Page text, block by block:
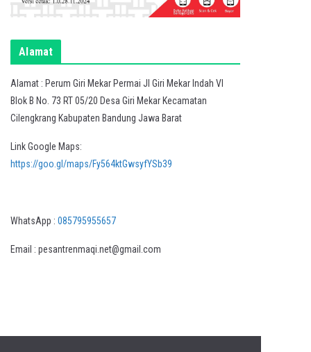
Alamat
Alamat : Perum Giri Mekar Permai Jl Giri Mekar Indah VI
Blok B No. 73 RT 05/20 Desa Giri Mekar Kecamatan
Cilengkrang Kabupaten Bandung Jawa Barat
Link Google Maps:
https://goo.gl/maps/Fy564ktGwsyfYSb39
WhatsApp :085795955657
Email : pesantrenmaqi.net@gmail.com